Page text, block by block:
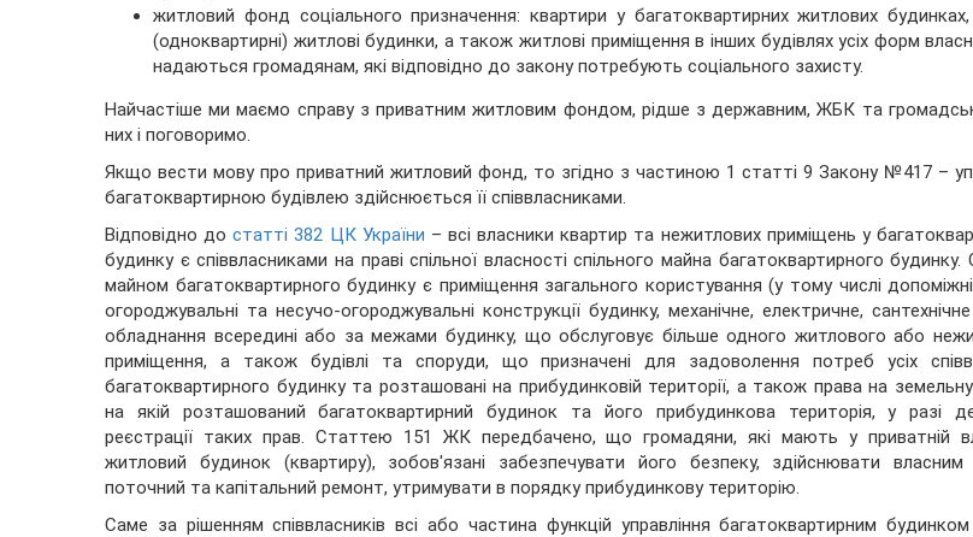
житловий фонд соціального призначення: квартири у багатоквартирних житлових будинках,
(одноквартирні) житлові будинки, а також житлові приміщення в інших будівлях усіх форм
надаються громадянам, які відповідно до закону потребують соціального захисту.
Найчастіше ми маємо справу з приватним житловим фондом, рідше з державним, ЖБК та
них і поговоримо.
Якщо вести мову про приватний житловий фонд, то згідно з частиною 1 статті 9 Закону №417 –
багатоквартирною будівлею здійснюється її співвласниками.
Відповідно достатті 382 ЦК України – всі власники квартир та нежитлових приміщень у
будинку є співвласниками на праві спільної власності спільного майна багатоквартирного будинку.
майном багатоквартирного будинку є приміщення загального користування (у тому числі
огороджувальні та несучо-огороджувальні конструкції будинку, механічне, електричне,
обладнання всередині або за межами будинку, що обслуговує більше одного житлового або
приміщення, а також будівлі та споруди, що призначені для задоволення потреб усіх
багатоквартирного будинку та розташовані на прибудинковій території, а також права на земельну
на якій розташований багатоквартирний будинок та його прибудинкова територія, у разі
реєстрації таких прав. Статтею 151 ЖК передбачено, що громадяни, які мають у приватній
житловий будинок (квартиру), зобов'язані забезпечувати його безпеку, здійснювати
поточний та капітальний ремонт, утримувати в порядку прибудинкову територію.
Саме за рішенням співвласників всі або частина функцій управління багатоквартирним